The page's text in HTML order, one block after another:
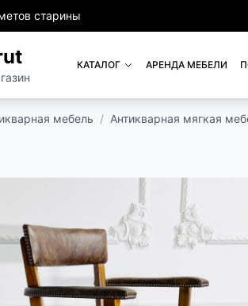
старины
КАТАЛОГ АРЕНДА МЕБЕЛИ
мебель / Антикварная мягкая